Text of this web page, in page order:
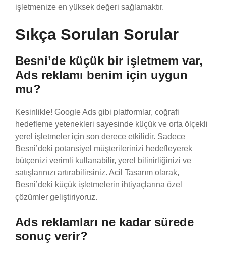
işletmenize en yüksek değeri sağlamaktır.
Sıkça Sorulan Sorular
Besni’de küçük bir işletmem var,
Ads reklamı benim için uygun
mu?
Kesinlikle! Google Ads gibi platformlar, coğrafi
hedefleme yetenekleri sayesinde küçük ve orta ölçekli
yerel işletmeler için son derece etkilidir. Sadece
Besni’deki potansiyel müşterilerinizi hedefleyerek
bütçenizi verimli kullanabilir, yerel bilinirliğinizi ve
satışlarınızı artırabilirsiniz. Acil Tasarım olarak,
Besni’deki küçük işletmelerin ihtiyaçlarına özel
çözümler geliştiriyoruz.
Ads reklamları ne kadar sürede
sonuç verir?